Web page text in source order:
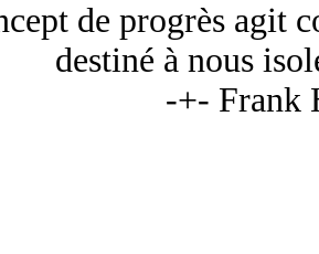
de progrès agit
destiné à nous
-+- Frank